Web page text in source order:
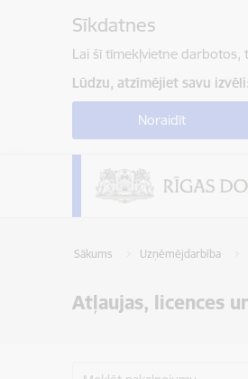
Sīkdatnes
Lai šī tīmekļvietne darbotos,
Lūdzu, atzīmējiet savu izvēli:
Noraidīt
Sākums Uzņēmējdarbība
Atļaujas, licences